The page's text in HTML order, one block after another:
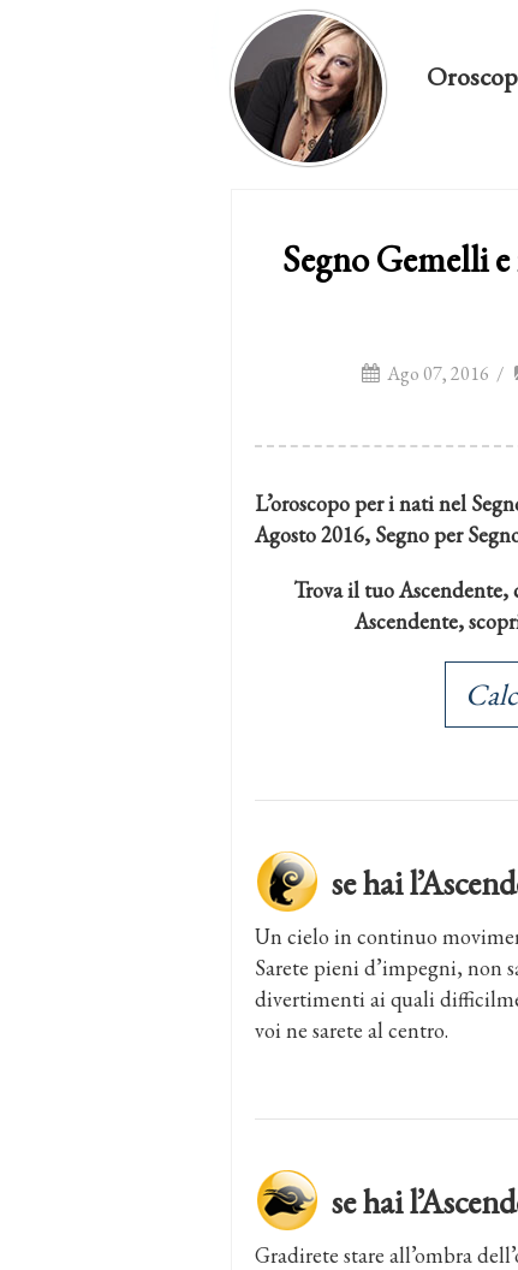
Segno Gemelli
Ago 07, 2016 /
L’oroscopo per i nati nel
Agosto 2016, Segno per
Trova il tuo Ascendente,
Ascendente,
se hai
Un cielo in continuo
Sarete pieni d’impegni, non
divertimenti ai quali
voi ne sarete al centro.
se hai
Gradirete stare all’ombra